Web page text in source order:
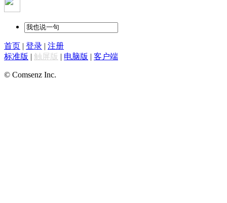
首页 | 登录 | 注册
标准版 | 触屏版 | 电脑版 | 客户端
© Comsenz Inc.